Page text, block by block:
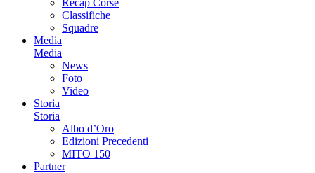
Classifiche
Squadre
Media
Media
News
Foto
Video
Storia
Storia
Albo d’Oro
Edizioni Precedenti
MITO 150
Partner